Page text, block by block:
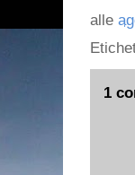
alle
1